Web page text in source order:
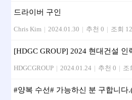
드라이버 구인
Chris Kim | 2024.01.30 | 추천 0 | 조회
[HDGC GROUP] 2024 현대건설 인
HDGCGROUP | 2024.01.24 | 추천 0 | 조
#양복 수선# 가능하신 분 구합니다